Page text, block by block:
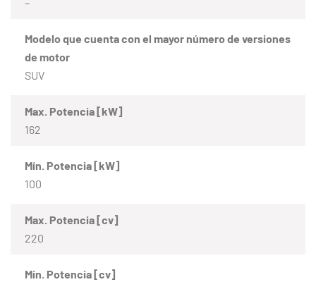
Modelo que cuenta con el mayor número de versiones
de motor
SUV
Max. Potencia [kW]
162
Mín. Potencia [kW]
100
Max. Potencia [cv]
220
Mín. Potencia [cv]